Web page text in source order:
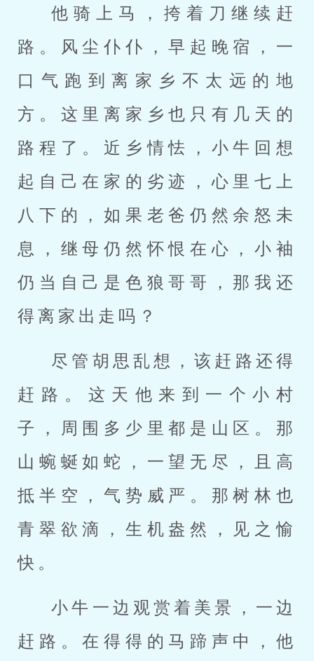
他骑上马，挎着刀继续赶
路。风尘仆仆，早起晚宿，一
口气跑到离家乡不太远的地
方。这里离家乡也只有几天的
路程了。近乡情怯，小牛回想
起自己在家的劣迹，心里七上
八下的，如果老爸仍然余怒未
息，继母仍然怀恨在心，小袖
仍当自己是色狼哥哥，那我还
得离家出走吗？
尽管胡思乱想，该赶路还得
赶路。这天他来到一个小村
子，周围多少里都是山区。那
山蜿蜒如蛇，一望无尽，且高
抵半空，气势威严。那树林也
青翠欲滴，生机盎然，见之愉
快。
小牛一边观赏着美景，一边
赶路。在得得的马蹄声中，他